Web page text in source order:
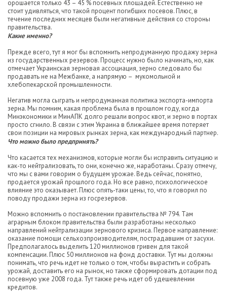
орошается только 43 – 45 % посевных площадей. Естественно не
стоит удивляться, что такой процент погибших посевов. Плюс, в
течение последних месяцев были негативные действия со стороны
правительства.
Какие именно?
Прежде всего, тут я мог бы вспомнить непродуманную продажу зерна
из государственных резервов. Процесс нужно было начинать, но, как
отмечает Украинская зерновая ассоциация, зерно следовало бы
продавать не на Межбанке, а напрямую – мукомольной и
хлебопекарской промышленности.
Негатив могла сыграть и непродуманная политика экспорта-импорта
зерна. Мы помним, какая проблема была в прошлом году, когда
Минэкономики и МинАПК долго решали вопрос квот, и зерно в портах
просто сгнило. В связи с этим Украина в ближайшее время потеряет
свои позиции на мировых рынках зерна, как международный партнер.
Что можно было предпринять?
Что касается тех механизмов, которые могли бы исправить ситуацию и
как-то нейтрализовать, то они, конечно же, наработаны. Сразу отмечу,
что мы с вами говорим о будущем урожае. Ведь сейчас, понятно,
продается урожай прошлого года. Но все равно, психологическое
влияние это оказывает. Плюс опять-таки цены, то, что я говорил по
поводу продажи зерна из госрезервов.
Можно вспомнить о постановлении правительства № 794. Там
аграрным блоком правительства были разработаны несколько
направлений нейтрализации зернового кризиса. Первое направление:
оказание помощи сельхозпроизводителям, пострадавшим от засухи.
Предполагалось выделить 120 миллионов гривен для такой
компенсации. Плюс 50 миллионов на фонд доставки. Тут мы должны
понимать, что речь идет не только о том, чтобы вырастить и собрать
урожай, доставить его на рынок, но также сформировать дотации под
посевную уже 2008 года. Тут также речь идет об удешевлении
кредитов.